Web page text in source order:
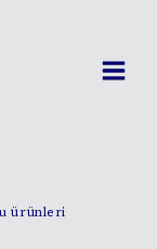
ürünleri